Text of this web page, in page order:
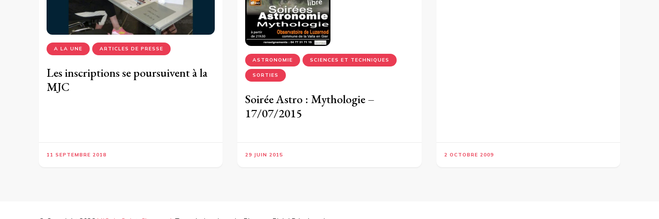
A LA UNE ARTICLES DE PRESSE
Les inscriptions se poursuivent à la
MJC
11 SEPTEMBRE 2018
ASTRONOMIE SCIENCES ET TECHNIQUES
SORTIES
Soirée Astro : Mythologie –
17/07/2015
29 JUIN 2015 2 OCTOBRE 2009